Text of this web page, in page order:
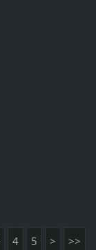
4 5 > >>